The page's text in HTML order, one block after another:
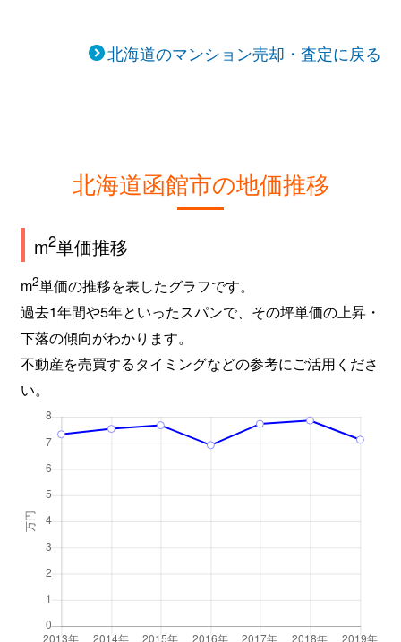
北海道のマンション売却・査定に戻る
北海道函館市の地価推移
m2単価推移
m2単価の推移を表したグラフです。
過去1年間や5年といったスパンで、その坪単価の上昇・
下落の傾向がわかります。
不動産を売買するタイミングなどの参考にご活用くださ
い。